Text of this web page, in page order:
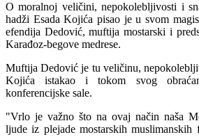
O moralnoj veličini, nepokolebljivosti i
hadži Esada Kojića pisao je u svom
efendija Dedović, muftija mostarski i
Karađoz-begove medrese.
Muftija Dedović je tu veličinu,
Kojića istakao i tokom svog
konferencijske sale.
"Vrlo je važno što na ovaj način naša
ljude iz plejade mostarskih